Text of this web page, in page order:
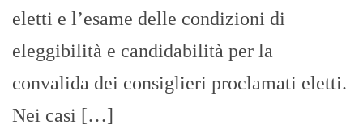
eletti e l’esame delle condizioni di
eleggibilità e candidabilità per la
convalida dei consiglieri proclamati eletti.
Nei casi […]